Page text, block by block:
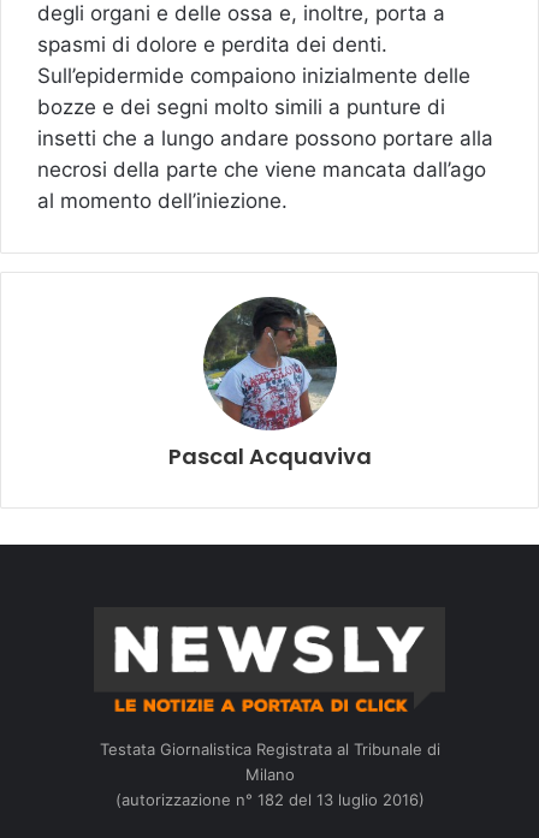
degli organi e delle ossa e, inoltre, porta a
spasmi di dolore e perdita dei denti.
Sull’epidermide compaiono inizialmente delle
bozze e dei segni molto simili a punture di
insetti che a lungo andare possono portare alla
necrosi della parte che viene mancata dall’ago
al momento dell’iniezione.
Pascal Acquaviva
Testata Giornalistica Registrata al Tribunale di
Milano
(autorizzazione n° 182 del 13 luglio 2016)